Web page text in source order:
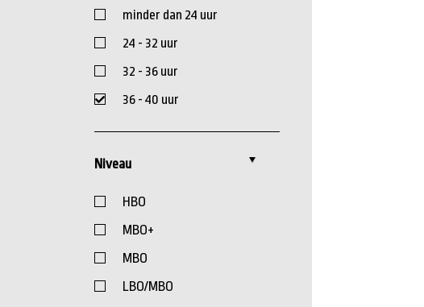
minder dan 24 uur
24 - 32 uur
32 - 36 uur
36 - 40 uur
Niveau
HBO
MBO+
MBO
LBO/MBO